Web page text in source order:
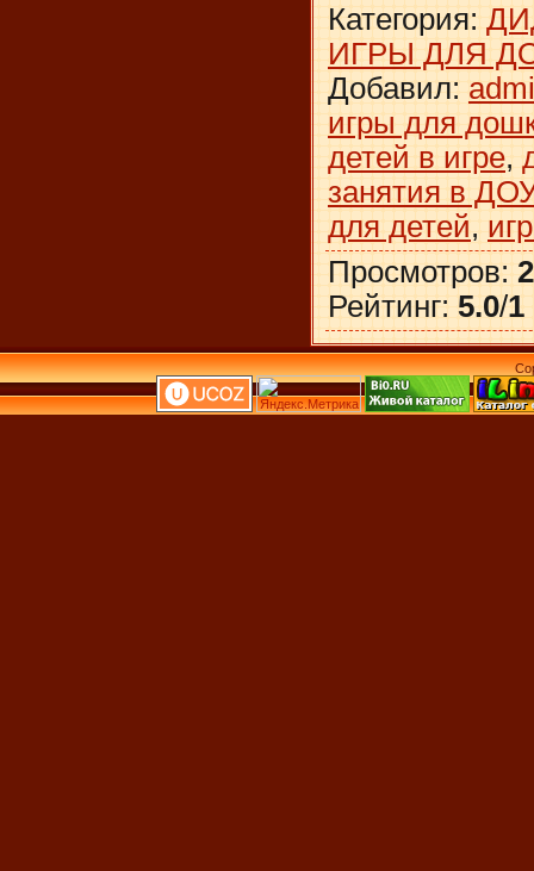
Категория:
ИГРЫ ДЛЯ
Добавил:
игры для
детей в игре,
занятия в ДОУ
для детей,
Просмотров:
Рейтинг: 5.0/1